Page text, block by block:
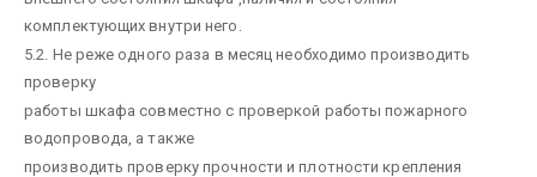
комплектующих внутри него.
5.2. Не реже одного раза в месяц необходимо производить
проверку
работы шкафа совместно с проверкой работы пожарного
водопровода, а также
производить проверку прочности и плотности крепления